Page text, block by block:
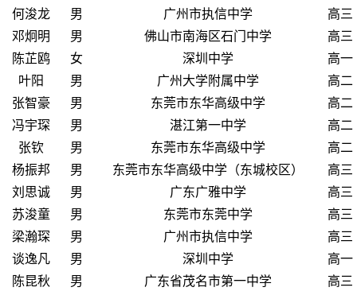
何浚龙
男 广州市执信中学
高三
邓炯明
男 佛山市南海区石门中学
高三
陈芷鸥
女 深圳中学
高一
叶阳
男 广州大学附属中学
高二
张智豪
男 东莞市东华高级中学
高二
冯宇琛
男 湛江第一中学
高二
张钦
男 东莞市东华高级中学
高二
杨振邦
男 东莞市东华高级中学（东城校区）
高三
刘思诚
男 广东广雅中学
高三
苏浚童
男 东莞市东莞中学
高三
梁瀚琛
男 广州市执信中学
高三
谈逸凡
男 深圳中学
高一
陈昆秋
男 广东省茂名市第一中学
高三